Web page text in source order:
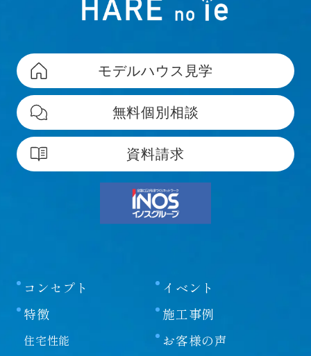
モデルハウス見学
無料個別相談
資料請求
コンセプト
特徴
住宅性能
イベント
施工事例
お客様の声